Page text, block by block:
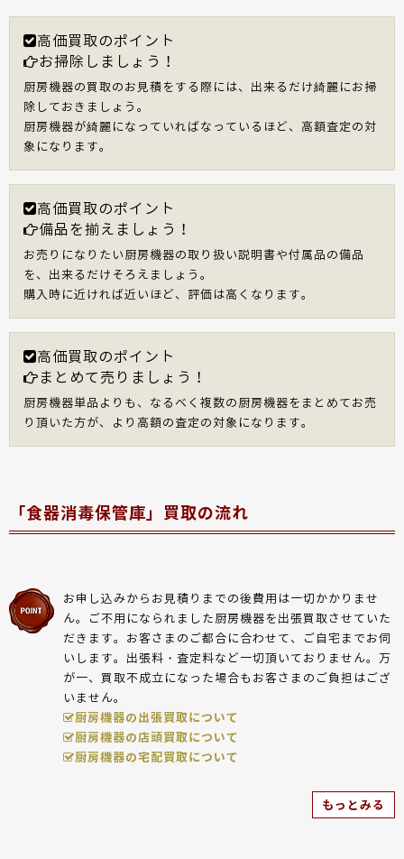
高価買取のポイント
お掃除しましょう！
厨房機器の買取のお見積をする際には、出来るだけ綺麗にお掃
除しておきましょう。
厨房機器が綺麗になっていればなっているほど、高額査定の対
象になります。
高価買取のポイント
備品を揃えましょう！
お売りになりたい厨房機器の取り扱い説明書や付属品の備品
を、出来るだけそろえましょう。
購入時に近ければ近いほど、評価は高くなります。
高価買取のポイント
まとめて売りましょう！
厨房機器単品よりも、なるべく複数の厨房機器をまとめてお売
り頂いた方が、より高額の査定の対象になります。
「食器消毒保管庫」買取の流れ
お申し込みからお見積りまでの後費用は一切かかりませ
ん。ご不用になられました厨房機器を出張買取させていた
だきます。お客さまのご都合に合わせて、ご自宅までお伺
いします。出張料・査定料など一切頂いておりません。万
が一、買取不成立になった場合もお客さまのご負担はござ
いません。
厨房機器の出張買取について
厨房機器の店頭買取について
厨房機器の宅配買取について
もっとみる